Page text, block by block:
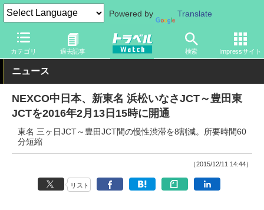
Powered by Translate
カテゴリ 過去記事 検索 Impressサイト
トラベル Watch 企業・政府・官庁 道路 NEXCO
ニュース
NEXCO中日本、新東名 浜松いなさJCT～豊田東
JCTを2016年2月13日15時に開通
東名 三ヶ日JCT～豊田JCT間の慢性渋滞を8割減。所要時間60
分短縮
（2015/12/11 14:44）
リスト